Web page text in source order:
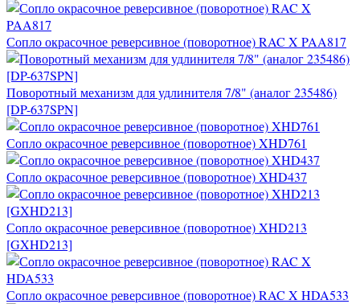
Сопло окрасочное реверсивное (поворотное) RAC X PAA817
Поворотный механизм для удлинителя 7/8" (аналог 235486)
[DP-637SPN]
Сопло окрасочное реверсивное (поворотное) XHD761
Сопло окрасочное реверсивное (поворотное) XHD437
Сопло окрасочное реверсивное (поворотное) XHD213
[GXHD213]
Сопло окрасочное реверсивное (поворотное) RAC X HDA533